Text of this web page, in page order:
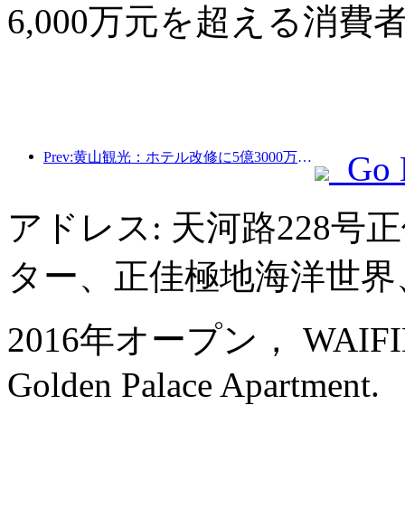
6,000万元を超える消費
Prev:黄山観光：ホテル改修に5億3000万元を投資する計画
Go
アドレス: 天河路228号
ター、正佳極地海洋世
2016年オープン，
Golden Palace Apartment.